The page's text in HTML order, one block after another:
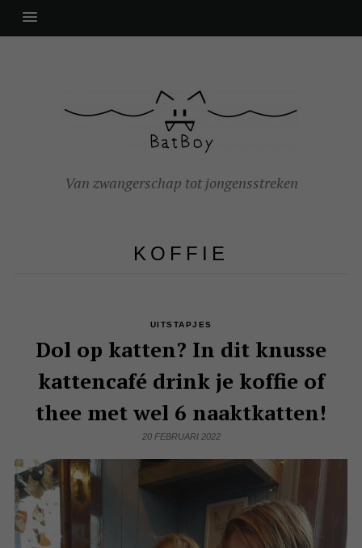
Van zwangerschap tot jongensstreken
KOFFIE
UITSTAPJES
Dol op katten? In dit knusse
kattencafé drink je koffie of
thee met wel 6 naaktkatten!
20 FEBRUARI 2022